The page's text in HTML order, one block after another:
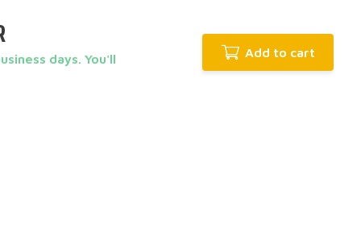
days. You'll
Add to cart